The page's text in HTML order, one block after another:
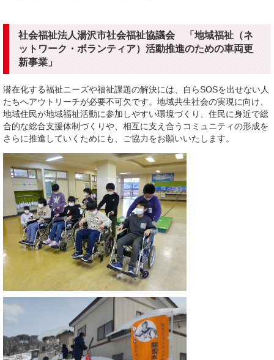
社会福祉法人湯沢市社会福祉協議会 「地域福祉（ネ
ットワーク・ボランティア）活動推進のための車両更
新事業」
潜在化する福祉ニーズや福祉課題の解決には、自らSOSを出せない人
たちへアウトリーチが必要不可欠です。地域共生社会の実現に向け、
地域住民が地域福祉活動に参加しやすい環境づくり、住民に身近で総
合的な総合支援体制づくりや、相互に支え合うコミュニティの形成を
さらに推進していくためにも、ご協力をお願いいたします。